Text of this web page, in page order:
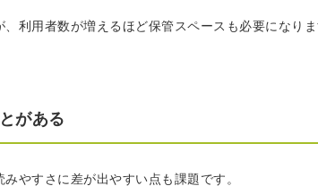
利用者数が増えるほど保管スペースも必要になり
がある
やすさに差が出やすい点も課題です。